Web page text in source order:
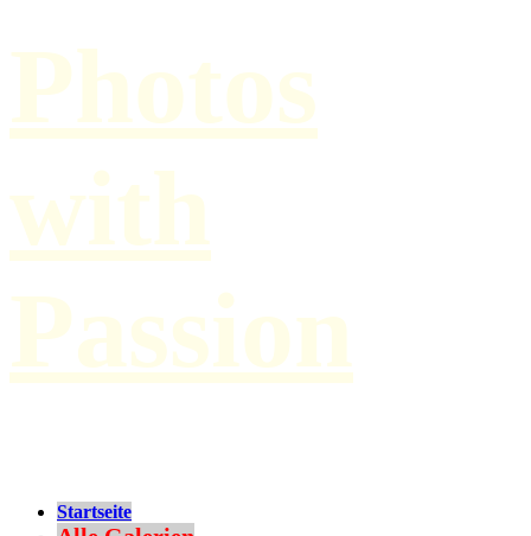
Photos
with
Passion
Startseite